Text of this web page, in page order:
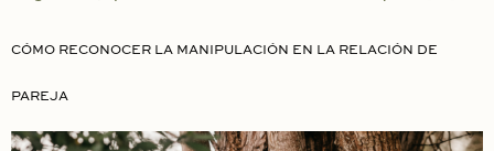
CÓMO RECONOCER LA MANIPULACIÓN EN LA RELACIÓN DE
PAREJA